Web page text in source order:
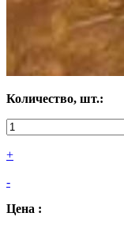
Количество, шт.:
+
-
Цена :